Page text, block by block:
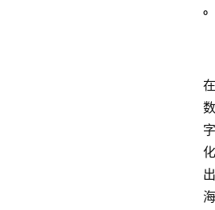
。
在
数
字
化
出
海